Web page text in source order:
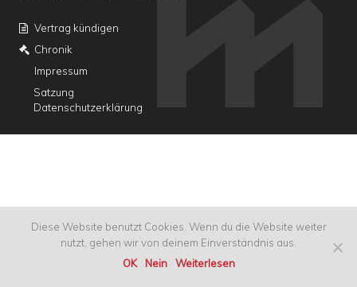
Vertrag kündigen
Chronik
Impressum
Satzung
Datenschutzerklärung
Diese Website benutzt Cookies. Wenn du die Website weiter
nutzt, gehen wir von deinem Einverständnis aus.
OK
Nein Weiterlesen